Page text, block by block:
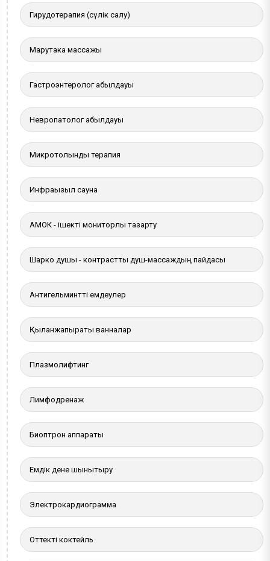
Гирудотерапия (сүлік салу)
Марутака массажы
Гастроэнтеролог қабылдауы
Невропатолог қабылдауы
Микротолқынды терапия
Инфрақызыл сауна
АМОК - ішекті мониторлы тазарту
Шарко душы - контрастты душ-массаждың пайдасы
Антигельминтті емдеулер
Қылқанжапырақты ванналар
Плазмолифтинг
Лимфодренаж
Биоптрон аппараты
Емдік дене шынықтыру
Электрокардиограмма
Оттекті коктейль